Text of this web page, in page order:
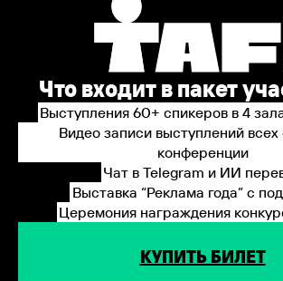
Что входит в пакет
Выступления 60+ спикеров в 4
Видео записи выступлений
конференции
Чат в Telegram и ИИ
Выставка “Реклама года” с
Церемония награждения
КУПИТЬ БИЛЕТ